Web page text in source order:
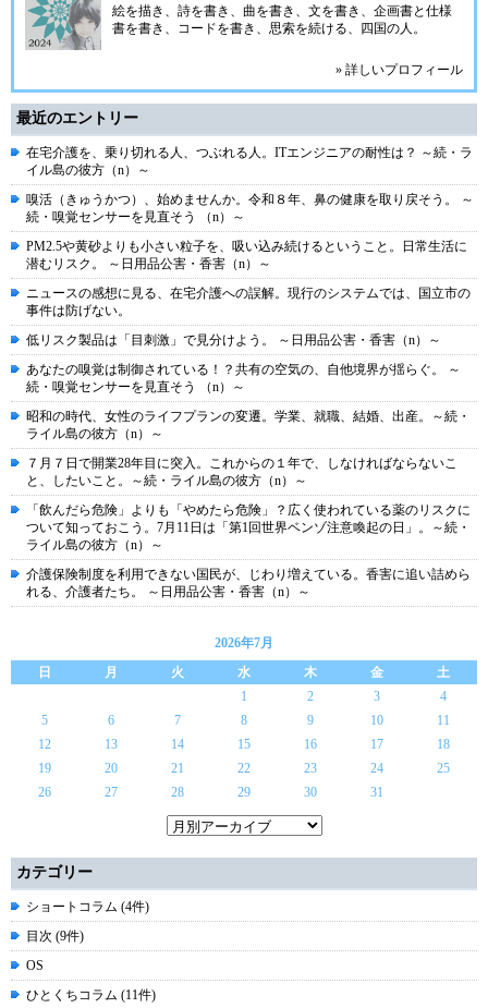
絵を描き、詩を書き、曲を書き、文を書き、企画書と仕様
書を書き、コードを書き、思索を続ける、四国の人。
» 詳しいプロフィール
最近のエントリー
在宅介護を、乗り切れる人、つぶれる人。ITエンジニアの耐性は？ ～続・ラ
イル島の彼方（n）～
嗅活（きゅうかつ）、始めませんか。令和８年、鼻の健康を取り戻そう。 ～
続・嗅覚センサーを見直そう （n）～
PM2.5や黄砂よりも小さい粒子を、吸い込み続けるということ。日常生活に
潜むリスク。 ～日用品公害・香害（n）～
ニュースの感想に見る、在宅介護への誤解。現行のシステムでは、国立市の
事件は防げない。
低リスク製品は「目刺激」で見分けよう。 ～日用品公害・香害（n）～
あなたの嗅覚は制御されている！？共有の空気の、自他境界が揺らぐ。 ～
続・嗅覚センサーを見直そう （n）～
昭和の時代、女性のライフプランの変遷。学業、就職、結婚、出産。～続・
ライル島の彼方（n）～
７月７日で開業28年目に突入。これからの１年で、しなければならないこ
と、したいこと。～続・ライル島の彼方（n）～
「飲んだら危険」よりも「やめたら危険」？広く使われている薬のリスクに
ついて知っておこう。7月11日は「第1回世界ベンゾ注意喚起の日」。～続・
ライル島の彼方（n）～
介護保険制度を利用できない国民が、じわり増えている。香害に追い詰めら
れる、介護者たち。 ～日用品公害・香害（n）～
2026年7月
日
月 火 水 木 金
土
1
2 3
4
5
6 7 8 9 10
11
12
13 14 15 16 17
18
19
20 21 22 23 24
25
26
27 28 29 30 31
カテゴリー
ショートコラム (4件)
目次 (9件)
OS
ひとくちコラム (11件)